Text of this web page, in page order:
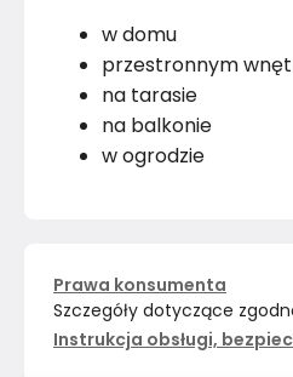
w domu
przestronnym
na tarasie
na balkonie
w ogrodzie
Prawa konsumenta
Szczegóły dotyczące
Instrukcja obsługi,